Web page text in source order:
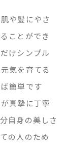
や髪にやさ
ことができ
けシンプル
気を育てる
簡単です
真摯に丁寧
自身の美しさ
の人のため